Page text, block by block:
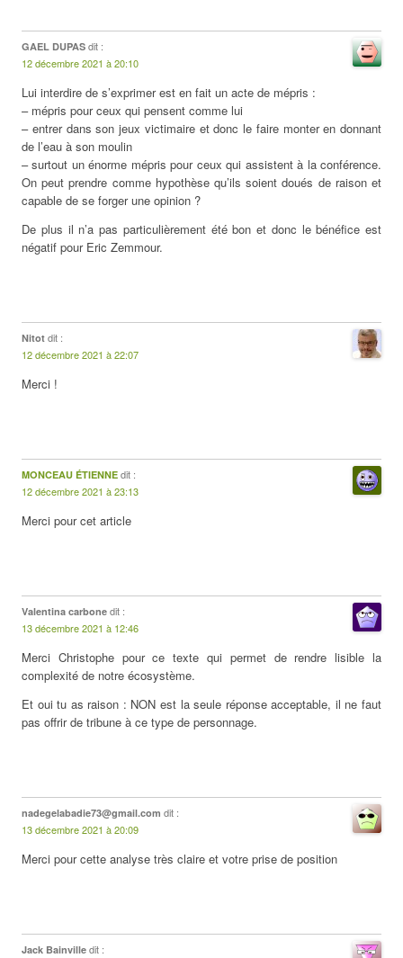
GAEL DUPAS dit :
12 décembre 2021 à 20:10
Lui interdire de s’exprimer est en fait un acte de mépris :
– mépris pour ceux qui pensent comme lui
– entrer dans son jeux victimaire et donc le faire monter en donnant
de l’eau à son moulin
– surtout un énorme mépris pour ceux qui assistent à la conférence.
On peut prendre comme hypothèse qu’ils soient doués de raison et
capable de se forger une opinion ?
De plus il n’a pas particulièrement été bon et donc le bénéfice est
négatif pour Eric Zemmour.
Nitot dit :
12 décembre 2021 à 22:07
Merci !
MONCEAU ÉTIENNE dit :
12 décembre 2021 à 23:13
Merci pour cet article
Valentina carbone dit :
13 décembre 2021 à 12:46
Merci Christophe pour ce texte qui permet de rendre lisible la
complexité de notre écosystème.
Et oui tu as raison : NON est la seule réponse acceptable, il ne faut
pas offrir de tribune à ce type de personnage.
nadegelabadie73@gmail.com dit :
13 décembre 2021 à 20:09
Merci pour cette analyse très claire et votre prise de position
Jack Bainville dit :